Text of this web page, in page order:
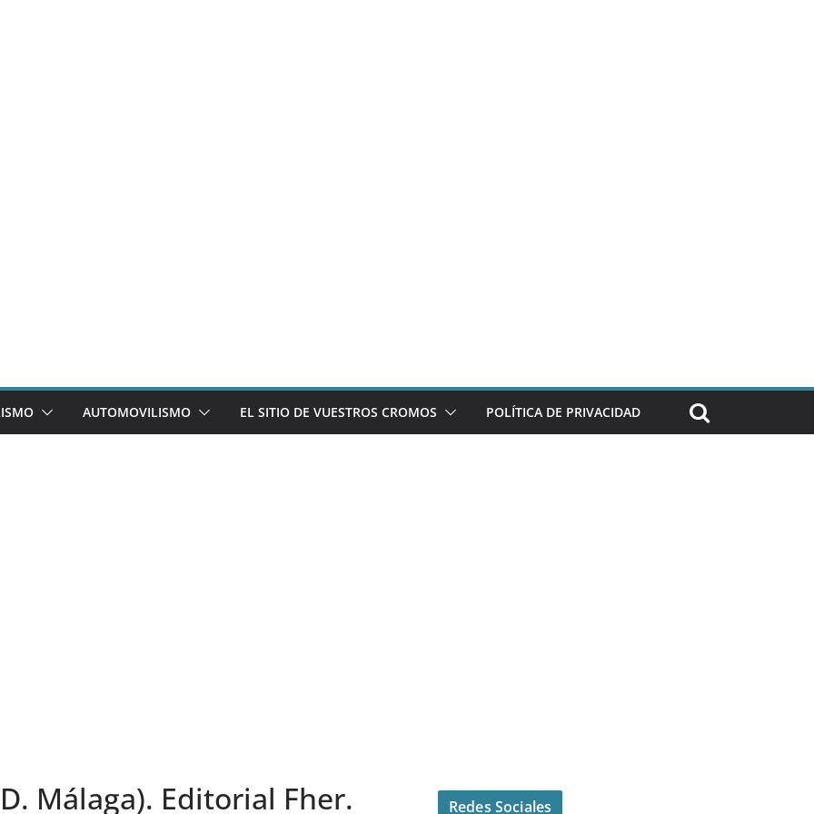
AUTOMOVILISMO EL SITIO DE VUESTROS CROMOS POLÍTICA DE PRIVACIDAD
Málaga). Editorial Fher. Redes Sociales